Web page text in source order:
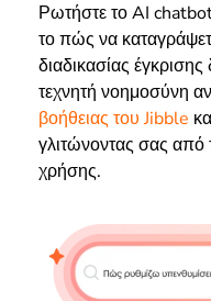
Ρωτήστε το AI
το πώς να
διαδικασίας
τεχνητή νοημοσύνη
βοήθειας του Jibble
γλιτώνοντας σας από
χρήσης.